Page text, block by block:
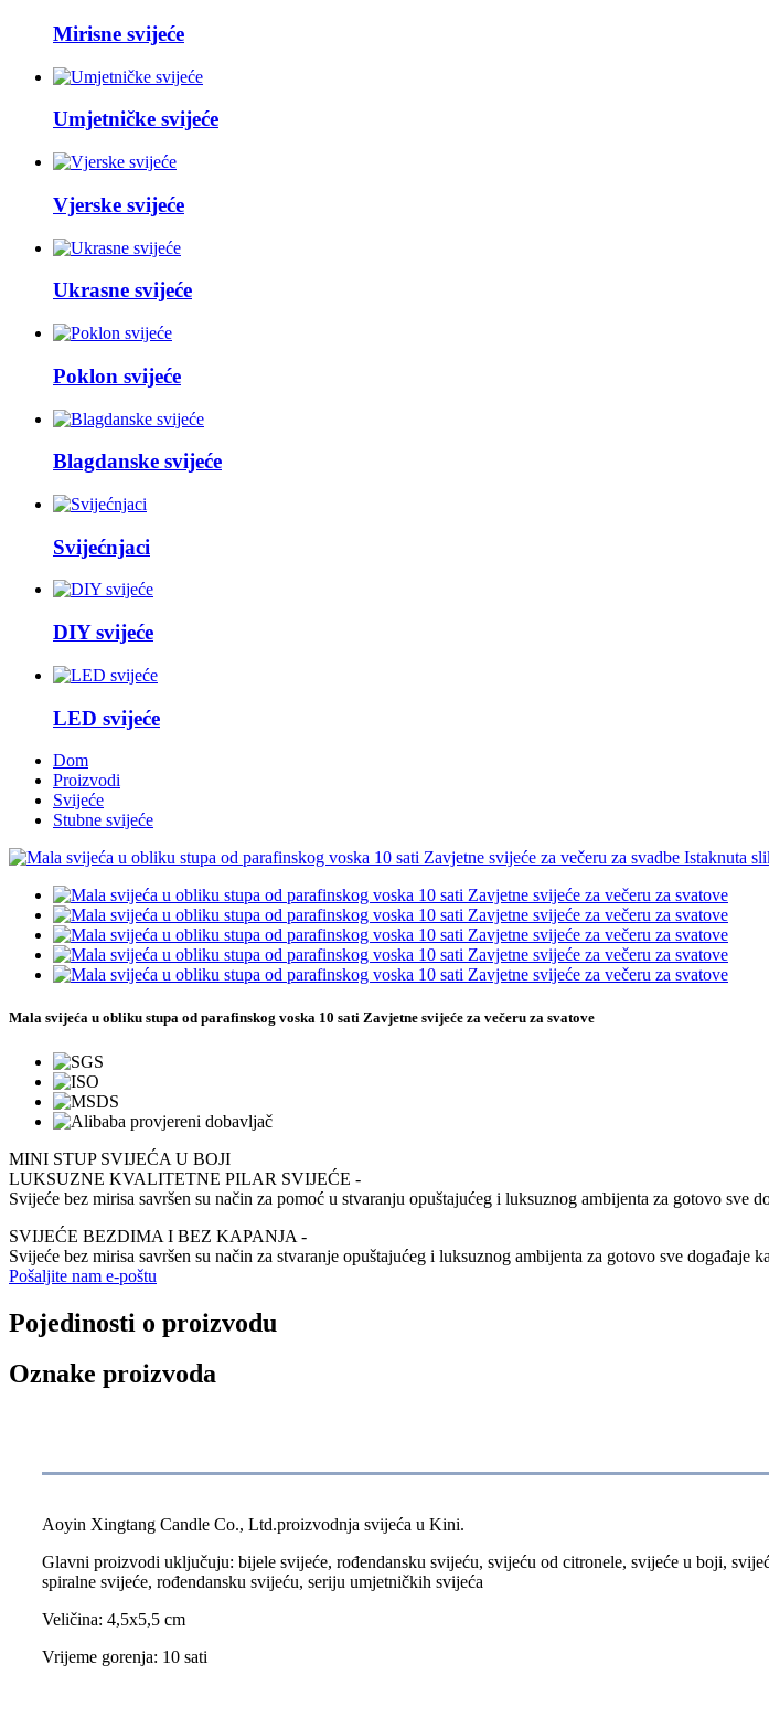
Mirisne svijeće
Umjetničke svijeće
Vjerske svijeće
Ukrasne svijeće
Poklon svijeće
Blagdanske svijeće
Svijećnjaci
DIY svijeće
LED svijeće
Dom
Proizvodi
Svijeće
Stubne svijeće
Mala svijeća u obliku stupa od parafinskog voska 10 sati Zavjetne svijeće za večeru za svatove
MINI STUP SVIJEĆA U BOJI
LUKSUZNE KVALITETNE PILAR SVIJEĆE -
Svijeće bez mirisa savršen su način za pomoć u stvaranju opuštajućeg i luksuznog ambijenta za gotovo sve
SVIJEĆE BEZDIMA I BEZ KAPANJA -
Svijeće bez mirisa savršen su način za stvaranje opuštajućeg i luksuznog ambijenta za gotovo sve događaje
Pošaljite nam e-poštu
Pojedinosti o proizvodu
Oznake proizvoda
Aoyin Xingtang Candle Co., Ltd.proizvodnja svijeća u Kini.
Glavni proizvodi uključuju: bijele svijeće, rođendansku svijeću, svijeću od citronele, svijeće u boji,
spiralne svijeće, rođendansku svijeću, seriju umjetničkih svijeća
Veličina: 4,5x5,5 cm
Vrijeme gorenja: 10 sati